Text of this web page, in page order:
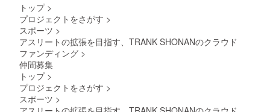
トップ >
プロジェクトをさがす >
スポーツ >
アスリートの拡張を目指す、TRANK SHONANのクラウド
ファンディング >
仲間募集
トップ >
プロジェクトをさがす >
スポーツ >